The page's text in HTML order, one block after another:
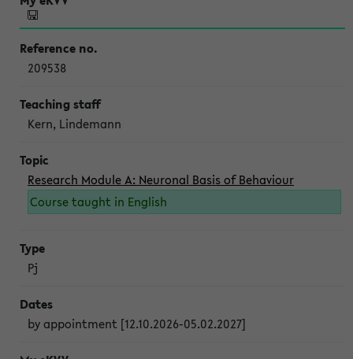
209538
Kern, Lindemann
Research Module A: Neuronal Basis of Behaviour
Course taught in English
Pj
by appointment [12.10.2026-05.02.2027]